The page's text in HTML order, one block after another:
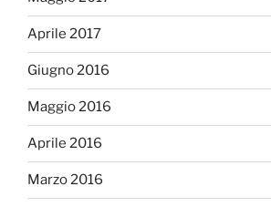
Aprile 2017
Giugno 2016
Maggio 2016
Aprile 2016
Marzo 2016